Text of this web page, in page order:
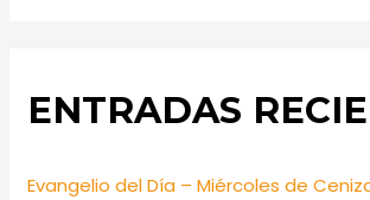
c
ENTRADAS
Evangelio del Día – Miércoles de